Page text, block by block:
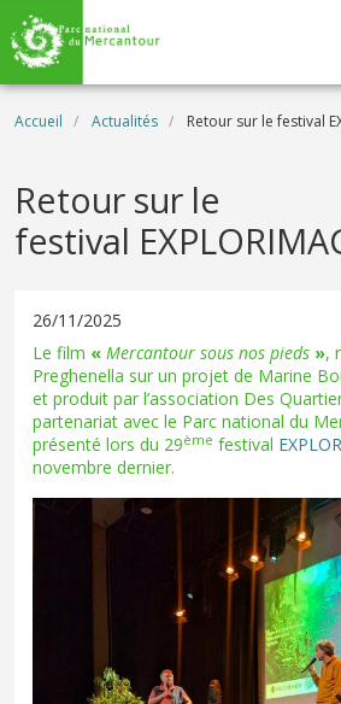
Aller au contenu principal
Fil d'Ariane
Accueil Actualités Retour sur le festival
Retour sur le
festival
26/11/2025
Le film « Mercantour sous nos pieds »,
Preghenella sur un projet de Marine
et produit par l’association Des
partenariat avec le Parc national du
présenté lors du 29ème festival
novembre dernier.